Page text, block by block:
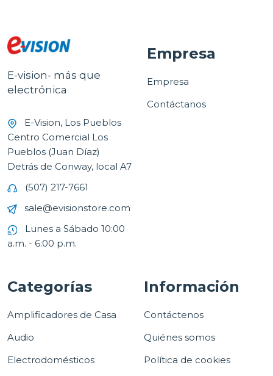
E-vision- más que
electrónica
E-Vision, Los Pueblos
Centro Comercial Los
Pueblos (Juan Díaz)
Detrás de Conway, local A7
(507) 217-7661
sale@evisionstore.com
Lunes a Sábado 10:00
a.m. - 6:00 p.m.
Empresa
Empresa
Contáctanos
Categorías
Amplificadores de Casa
Audio
Electrodomésticos
Información
Contáctenos
Quiénes somos
Política de cookies